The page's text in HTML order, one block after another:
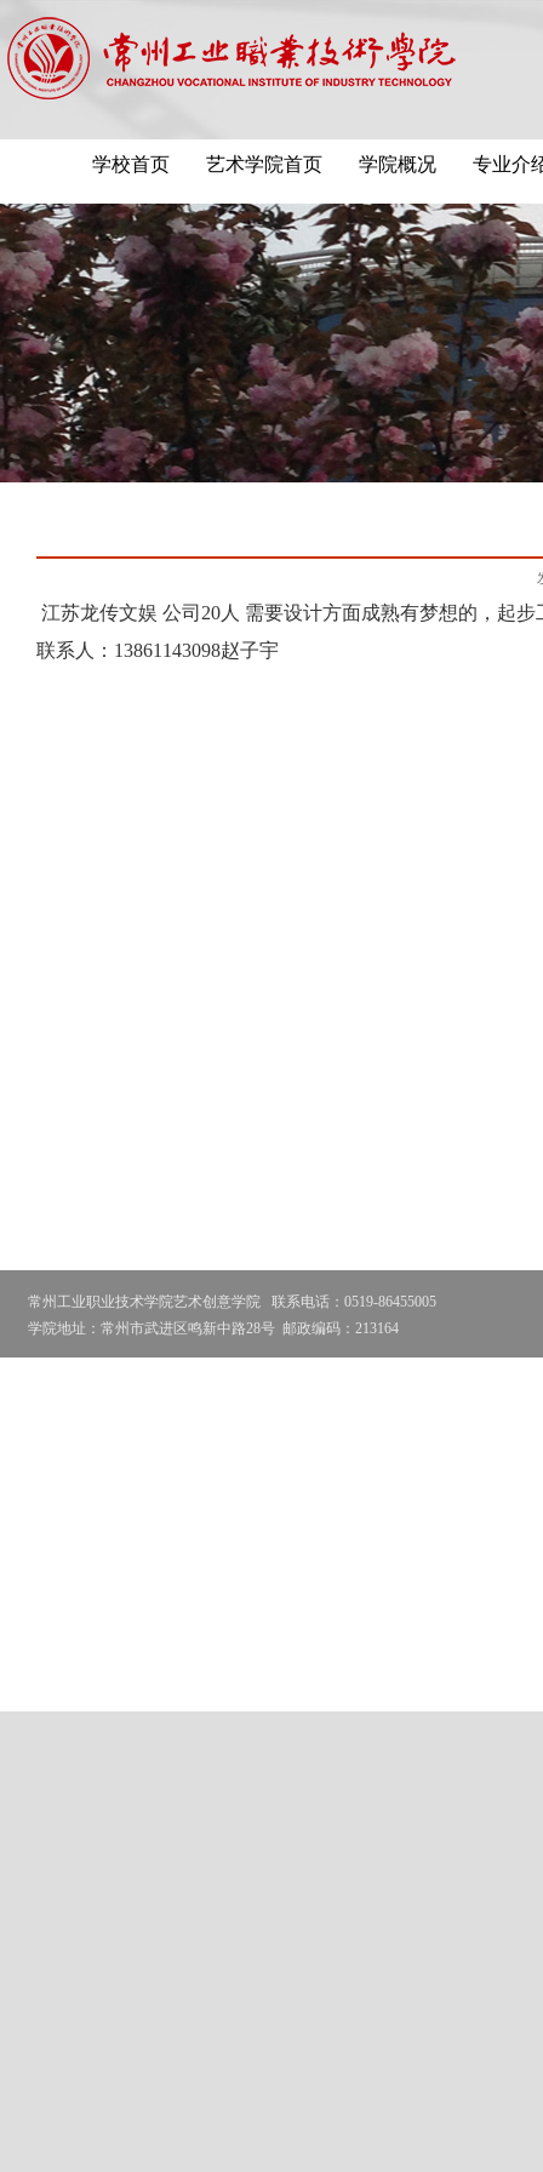
学校首页 艺术学院首页 学院概况 专业介
江苏龙传文娱 公司20人 需要设计方面成熟有梦想的，起
联系人：13861143098赵子宇
常州工业职业技术学院艺术创意学院
联系电话：0519-86455005
学院地址：常州市武进区鸣新中路28号 邮政编码：213164